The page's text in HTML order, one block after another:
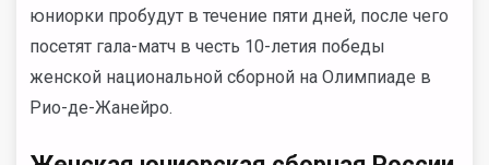
юниорки пробудут в течение пяти дней, после чего
посетят гала-матч в честь 10-летия победы
женской национальной сборной на Олимпиаде в
Рио-де-Жанейро.